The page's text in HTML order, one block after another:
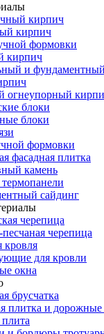
кирпич
кирпич
формовки
кирпич
и
огнеупорный
блоки
блоки
формовки
фасадная плитка
камень
сайдинг
черепица
черепица
кровля
для кровли
окна
брусчатка
плитка и
плита